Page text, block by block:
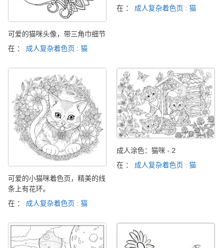
可爱的猫咪头像，带三角巾细节
在 ： 成人复杂着色页 : 猫
在 ： 成人复杂着色页 : 猫
可爱的小猫咪着色页，精美的线
条上有花环。
在 ： 成人复杂着色页 : 猫
成人涂色：猫咪 - 2
在 ： 成人复杂着色页 : 猫